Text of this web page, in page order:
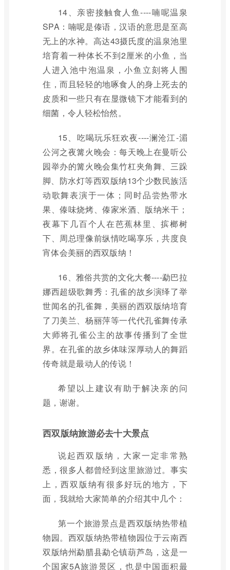
14、亲密接触食人鱼----喃呢温泉
SPA：喃呢是傣语，汉语的意思是至高
无上的水神。高达43摄氏度的温泉池里
培育着一种体长不到2厘米的小鱼，当
人进入池中泡温泉，小鱼立刻将人围
住，而且轻轻的地啄食人的身上死去的
皮质和一些只有在显微镜下才能看到的
细菌，令人轻松怡然。
15、吃喝玩乐狂欢夜----澜沧江-湄
公河之夜篝火晚会：每天晚上在曼听公
园举办的篝火晚会集竹杠夹角舞、三跺
脚、防水灯等西双版纳13个少数民族活
动歌舞表演于一体；同时品尝热带水
果、傣味烧烤、傣家米酒、版纳米干；
夜幕下几百个人在芭蕉林里、摈榔树
下、周总理像前纵情吃喝享乐，共度良
宵体会美丽的西双版纳！
16、雅俗共赏的文化大餐----勐巴拉
娜西超级歌舞秀：孔雀的故乡演绎了举
世闻名的孔雀舞，美丽的西双版纳培育
了刀美兰、杨丽萍等一代代孔雀舞传承
大师将孔雀公主的故事传播到了全世
界。在孔雀的故乡体味深厚动人的舞蹈
传奇就是最动人的传说！
希望以上建议有助于解决亲的问
题，谢谢。
西双版纳旅游必去十大景点
说起西双版纳，大家一定非常熟
悉，很多人都曾经到这里旅游过。事实
上，西双版纳有很多好玩的地方，下
面，我就给大家简单的介绍其中几个：
第一个旅游景点是西双版纳热带植
物园。西双版纳热带植物园位于云南西
双版纳州勐腊县勐仑镇葫芦岛，这是一
个国家5A旅游景区，也是中国面积最